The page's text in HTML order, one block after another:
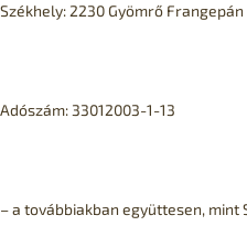
Székhely: 2230 Gyömrő
Adószám: 33012003-1-13
– a továbbiakban együttesen,